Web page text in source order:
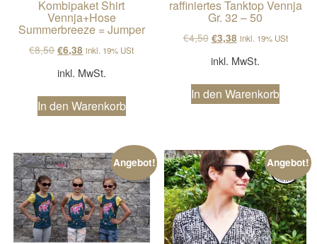
Kombipaket Shirt
Vennja+Hose
Summerbreeze = Jumper
€8,50Ursprünglicher Preis war: €8,50
€6,38 Aktueller Preis ist: €6,38.
inkl. 19% USt
inkl. MwSt.
In den Warenkorb
raffiniertes Tanktop Vennja
Gr. 32 – 50
€4,50 Ursprünglicher Preis
€3,38Aktueller Preis
inkl. 19% USt
inkl. MwSt.
In den Warenkorb
Angebot! Angebot!